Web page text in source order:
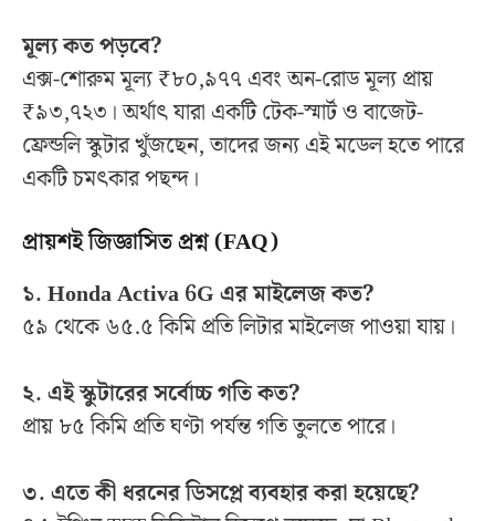
মূল্য কত পড়বে?
এক্স-শোরুম মূল্য ₹৮০,৯৭৭ এবং অন-রোড মূল্য প্রায়
₹৯৩,৭২৩। অর্থাৎ যারা একটি টেক-স্মার্ট ও বাজেট-
ফ্রেন্ডলি স্কুটার খুঁজছেন, তাদের জন্য এই মডেল হতে পারে
একটি চমৎকার পছন্দ।
প্রায়শই জিজ্ঞাসিত প্রশ্ন (FAQ)
১. Honda Activa 6G এর মাইলেজ কত?
৫৯ থেকে ৬৫.৫ কিমি প্রতি লিটার মাইলেজ পাওয়া যায়।
২. এই স্কুটারের সর্বোচ্চ গতি কত?
প্রায় ৮৫ কিমি প্রতি ঘণ্টা পর্যন্ত গতি তুলতে পারে।
৩. এতে কী ধরনের ডিসপ্লে ব্যবহার করা হয়েছে?